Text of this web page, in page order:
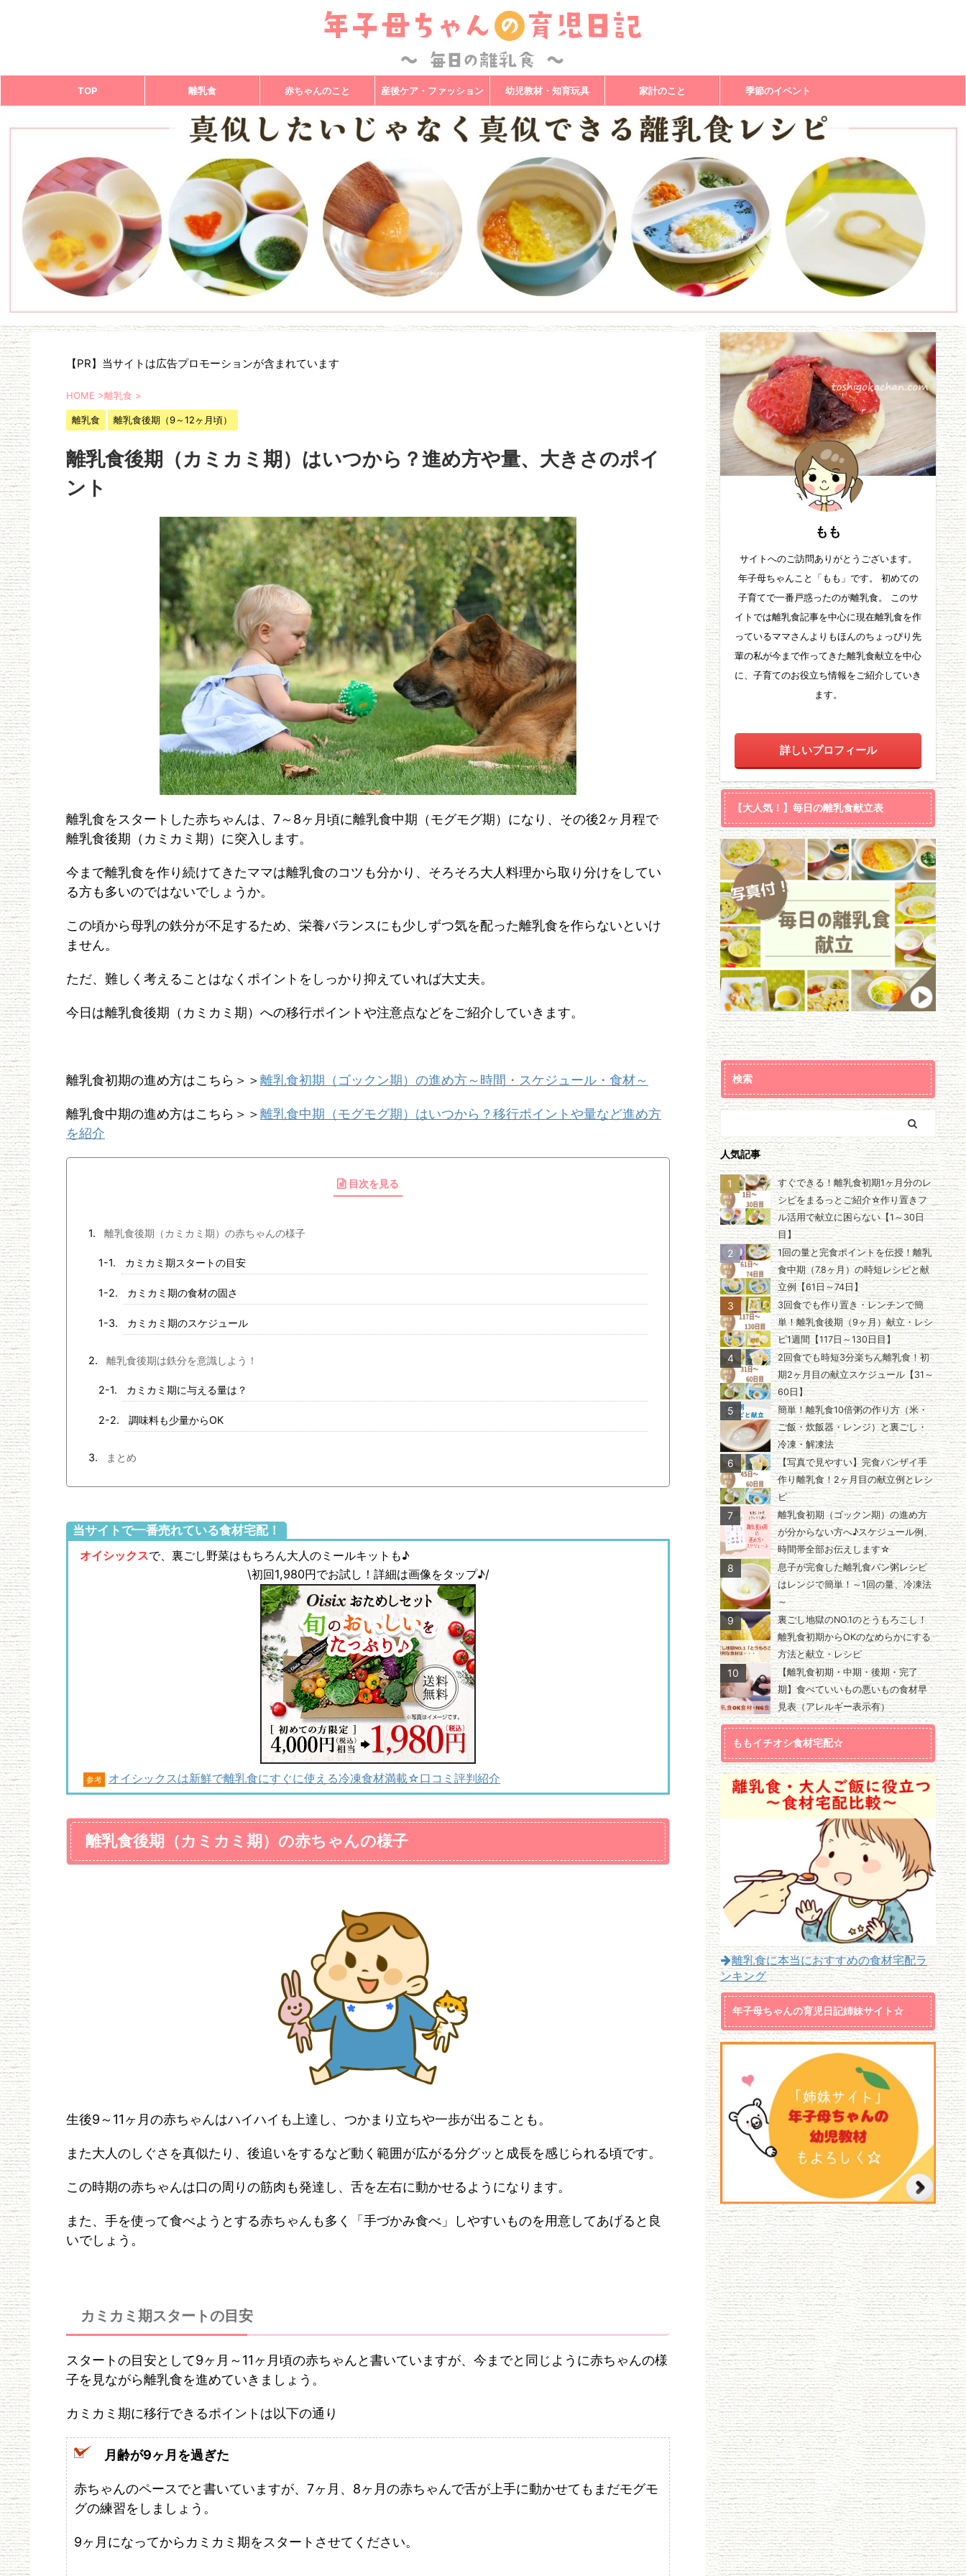
TOP 離乳食 赤ちゃんのこと 産後ケア・ファッション 幼児教材・知育玩具 家計のこと 季節のイベント
【PR】当サイトは広告プロモーションが含まれています
HOME >離乳食 >
離乳食 離乳食後期（9～12ヶ月頃）
離乳食後期（カミカミ期）はいつから？進め方や量、大きさのポイ
ント
離乳食をスタートした赤ちゃんは、7～8ヶ月頃に離乳食中期（モグモグ期）になり、その後2ヶ月程で
離乳食後期（カミカミ期）に突入します。
今まで離乳食を作り続けてきたママは離乳食のコツも分かり、そろそろ大人料理から取り分けをしてい
る方も多いのではないでしょうか。
この頃から母乳の鉄分が不足するため、栄養バランスにも少しずつ気を配った離乳食を作らないといけ
ません。
ただ、難しく考えることはなくポイントをしっかり抑えていれば大丈夫。
今日は離乳食後期（カミカミ期）への移行ポイントや注意点などをご紹介していきます。
離乳食初期の進め方はこちら＞＞離乳食初期（ゴックン期）の進め方～時間・スケジュール・食材～
離乳食中期の進め方はこちら＞＞離乳食中期（モグモグ期）はいつから？移行ポイントや量など進め方
を紹介
目次を見る
離乳食後期（カミカミ期）の赤ちゃんの様子
カミカミ期スタートの目安
カミカミ期の食材の固さ
カミカミ期のスケジュール
離乳食後期は鉄分を意識しよう！
カミカミ期に与える量は？
調味料も少量からOK
まとめ
当サイトで一番売れている食材宅配！
オイシックスで、裏ごし野菜はもちろん大人のミールキットも♪
\初回1,980円でお試し！詳細は画像をタップ♪/
参考 オイシックスは新鮮で離乳食にすぐに使える冷凍食材満載☆口コミ評判紹介
離乳食後期（カミカミ期）の赤ちゃんの様子
生後9～11ヶ月の赤ちゃんはハイハイも上達し、つかまり立ちや一歩が出ることも。
また大人のしぐさを真似たり、後追いをするなど動く範囲が広がる分グッと成長を感じられる頃です。
この時期の赤ちゃんは口の周りの筋肉も発達し、舌を左右に動かせるようになります。
また、手を使って食べようとする赤ちゃんも多く「手づかみ食べ」しやすいものを用意してあげると良
いでしょう。
カミカミ期スタートの目安
スタートの目安として9ヶ月～11ヶ月頃の赤ちゃんと書いていますが、今までと同じように赤ちゃんの様
子を見ながら離乳食を進めていきましょう。
カミカミ期に移行できるポイントは以下の通り
月齢が9ヶ月を過ぎた
赤ちゃんのペースでと書いていますが、7ヶ月、8ヶ月の赤ちゃんで舌が上手に動かせてもまだモグモ
グの練習をしましょう。
9ヶ月になってからカミカミ期をスタートさせてください。
もも
サイトへのご訪問ありがとうございます。
年子母ちゃんこと「もも」です。 初めての
子育てで一番戸惑ったのが離乳食。 このサ
イトでは離乳食記事を中心に現在離乳食を作
っているママさんよりもほんのちょっぴり先
輩の私が今まで作ってきた離乳食献立を中心
に、子育てのお役立ち情報をご紹介していき
ます。
詳しいプロフィール
【大人気！】毎日の離乳食献立表
検索
人気記事
1
すぐできる！離乳食初期1ヶ月分のレ
シピをまるっとご紹介☆作り置きフ
ル活用で献立に困らない【1～30日
目】
2
1回の量と完食ポイントを伝授！離乳
食中期（7.8ヶ月）の時短レシピと献
立例【61日～74日】
3
3回食でも作り置き・レンチンで簡
単！離乳食後期（9ヶ月）献立・レシ
ピ1週間【117日～130日目】
4
2回食でも時短3分楽ちん離乳食！初
期2ヶ月目の献立スケジュール【31～
60日】
5
簡単！離乳食10倍粥の作り方（米・
ご飯・炊飯器・レンジ）と裏ごし・
冷凍・解凍法
6
【写真で見やすい】完食バンザイ手
作り離乳食！2ヶ月目の献立例とレシ
ピ
7
離乳食初期（ゴックン期）の進め方
が分からない方へ♪スケジュール例、
時間帯全部お伝えします☆
8
息子が完食した離乳食パン粥レシピ
はレンジで簡単！～1回の量、冷凍法
～
9
裏ごし地獄のNO.1のとうもろこし！
離乳食初期からOKのなめらかにする
方法と献立・レシピ
10
【離乳食初期・中期・後期・完了
期】食べていいもの悪いもの食材早
見表（アレルギー表示有）
ももイチオシ食材宅配☆
離乳食に本当におすすめの食材宅配ラ
ンキング
年子母ちゃんの育児日記姉妹サイト☆